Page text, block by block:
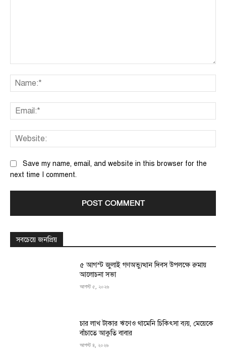
Save my name, email, and website in this browser for the
next time I comment.
সবচেয়ে জনপ্রিয়
৫ আগস্ট জুলাই গণঅভ্যুত্থান দিবস উপলক্ষে রুমায়
আলোচনা সভা
আগস্ট ৫, ২০২৬
চার লাখ টাকার ঋণেও থামেনি চিকিৎসা ব্যয়, মেয়েকে
বাঁচাতে আকুতি বাবার
আগস্ট ৪, ২০২৬